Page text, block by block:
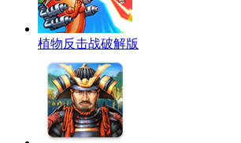
植物反击战破解版